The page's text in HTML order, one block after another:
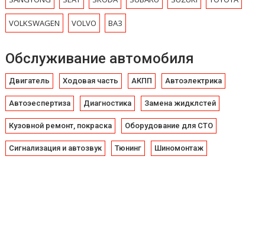
VOLKSWAGEN VOLVO ВАЗ
Обслуживание автомобиля
Двигатель Ходовая часть АКПП Автоэлектрика
Автоэеспертиза Диагностика Замена жидклстей
Кузовной ремонт, покраска Оборудование для СТО
Сигнализация и автозвук Тюнинг Шиномонтаж